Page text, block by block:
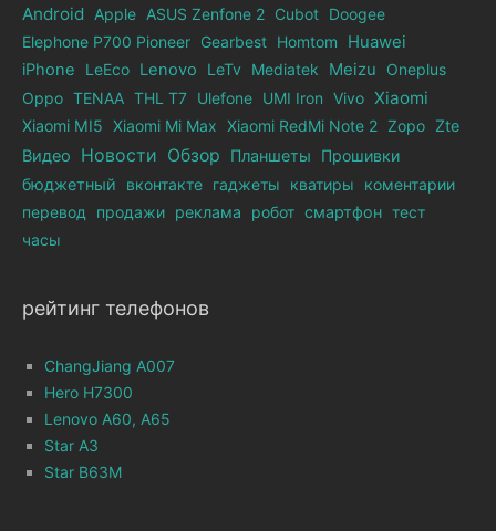
Android Apple ASUS Zenfone 2 Cubot Doogee
Elephone Р700 Pioneer Gearbest Homtom
Huawei
iPhone
LeEco Lenovo LeTv Mediatek Meizu
Oneplus
Oppo TENAA THL T7 Ulefone UMI Iron Vivo Xiaomi
Xiaomi MI5 Xiaomi Mi Max Xiaomi RedMi Note 2 Zopo Zte
Видео Новости Обзор Планшеты
Прошивки
бюджетный
вконтакте гаджеты кватиры
коментарии
перевод
продажи реклама робот смартфон тест
часы
рейтинг телефонов
ChangJiang A007
Hero H7300
Lenovo A60, A65
Star A3
Star B63M